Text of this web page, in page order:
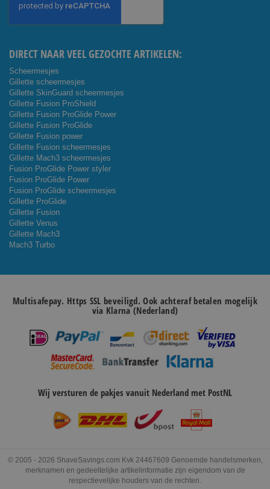
onze
DIRECT NAAR VEEL GEZOCHTE ARTIKELEN:
Scheermesjes
Gillette scheermesjes
Gillette SkinGuard scheermesjes
Gillette Fusion ProShield
Gillette Fusion ProGlide Power
Gillette Fusion ProGlide
Gillette Fusion power
Gillette Fusion scheermesjes
Gillette Mach3 scheermesjes
Fusion ProGlide Power styler
Fusion ProGlide Power
Fusion ProGlide scheermesjes
Gillette ProGlide
Gillette Fusion
Gillette Venus
Gillette Mach3
Mach3 Turbo
Multisafepay. Https SSL beveiligd. Ook achteraf betalen mogelijk
via Klarna (Nederland)
Wij versturen de pakjes vanuit Nederland met PostNL
© 2005 - 2026 ShaveSavings.com Kvk 24467609 Genoemde handelsmerken,
merknamen en gedeeltelijke artikelinformatie zijn eigendom van de
respectievelijke houders van de rechten.